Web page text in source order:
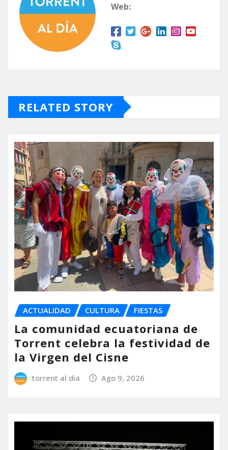
Web:
RELATED STORY
ACTUALIDAD CULTURA FIESTAS
La comunidad ecuatoriana de
Torrent celebra la festividad de
la Virgen del Cisne
torrent al dia Ago 9, 2026